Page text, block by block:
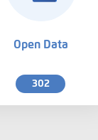
Open Data
302